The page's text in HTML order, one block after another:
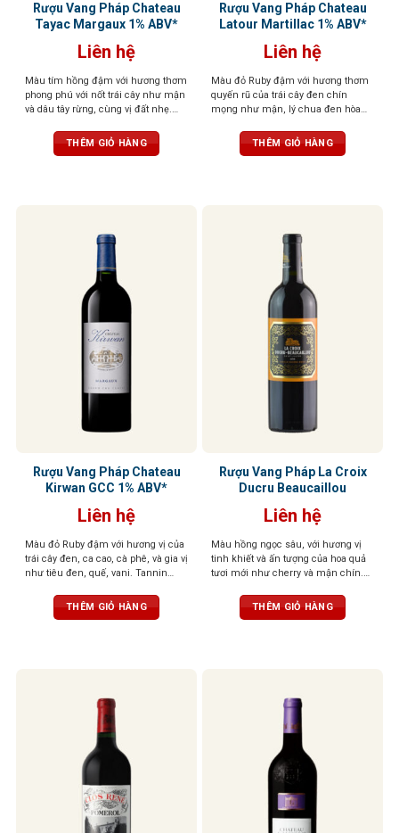
Rượu Vang Pháp Chateau
Tayac Margaux 1% ABV*
Liên hệ
Màu tím hồng đậm với hương thơm
phong phú với nốt trái cây như mận
và dâu tây rừng, cùng vị đất nhẹ.
cân bằng giữa độ chua và vị tròn
THÊM GIỎ HÀNG
Rượu Vang Pháp Chateau
Latour Martillac 1% ABV*
Liên hệ
Màu đỏ Ruby đậm với hương thơm
quyến rũ của trái cây đen chín
mọng như mận, lý chua đen hòa
tuyết tùng và gia vị. Vị rượu đậm đà
với tannin mềm mại và cấu trúc
THÊM GIỎ HÀNG
Rượu Vang Pháp Chateau
Kirwan GCC 1% ABV*
Liên hệ
Màu đỏ Ruby đậm với hương vị của
trái cây đen, ca cao, cà phê, và gia vị
như tiêu đen, quế, vani. Tannin
kéo dài và phức hợp
THÊM GIỎ HÀNG
Rượu Vang Pháp La Croix
Ducru Beaucaillou
Liên hệ
Màu hồng ngọc sâu, với hương vị
tinh khiết và ấn tượng của hoa quả
tươi mới như cherry và mận chín.
dai dẳng với độ chua ấn tượng
THÊM GIỎ HÀNG